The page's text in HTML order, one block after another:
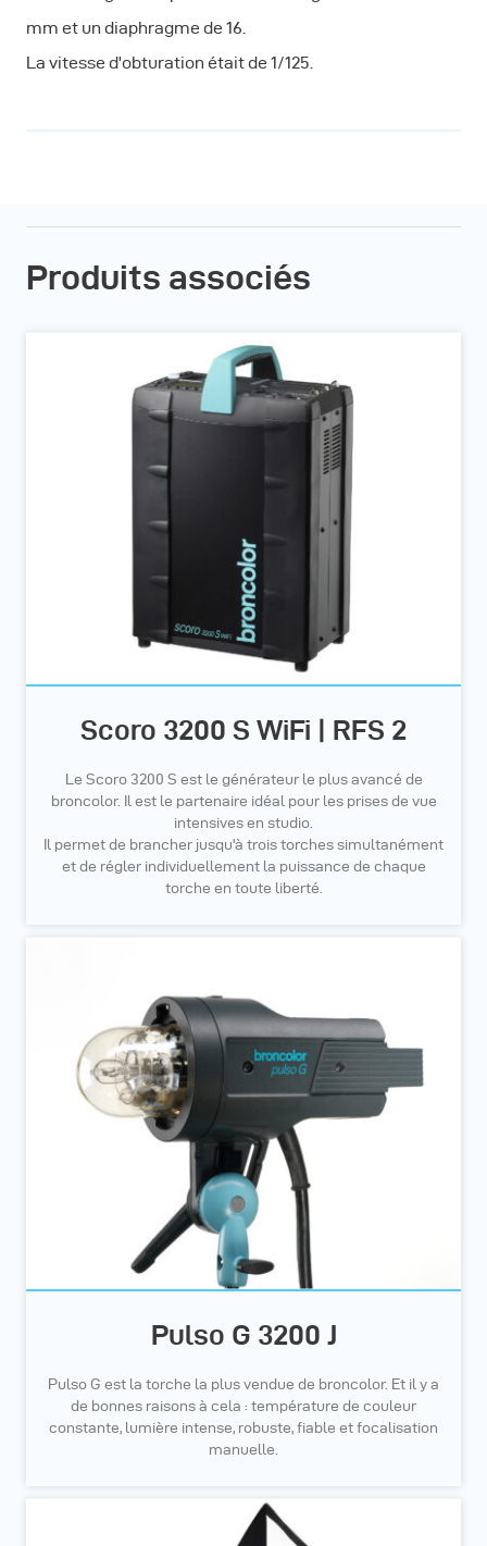
mm et un diaphragme de 16.
La vitesse d'obturation était de 1/125.
Produits associés
Scoro 3200 S WiFi | RFS 2
Le Scoro 3200 S est le générateur le plus avancé de
broncolor. Il est le partenaire idéal pour les prises de vue
intensives en studio.
Il permet de brancher jusqu'à trois torches simultanément
et de régler individuellement la puissance de chaque
torche en toute liberté.
Pulso G 3200 J
Pulso G est la torche la plus vendue de broncolor. Et il y a
de bonnes raisons à cela : température de couleur
constante, lumière intense, robuste, fiable et focalisation
manuelle.